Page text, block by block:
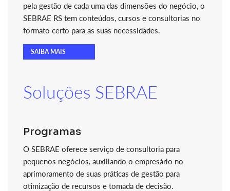
pela gestão de cada uma das dimensões do negócio, o
SEBRAE RS tem conteúdos, cursos e consultorias no
formato certo para as suas necessidades.
SAIBA MAIS
Soluções SEBRAE
Programas
O SEBRAE oferece serviço de consultoria para
pequenos negócios, auxiliando o empresário no
aprimoramento de suas práticas de gestão para
otimização de recursos e tomada de decisão.